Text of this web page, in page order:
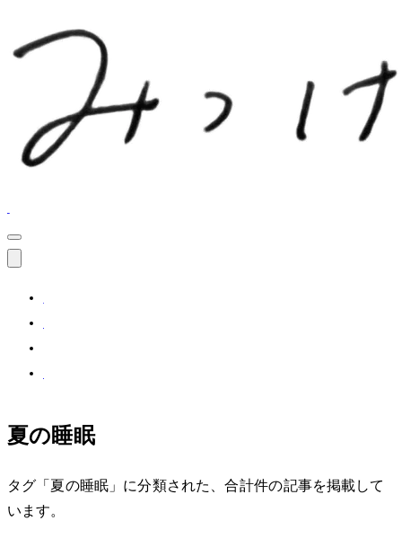
夏の睡眠
タグ「夏の睡眠」に分類された、合計 1 件の記事を掲載して
います。